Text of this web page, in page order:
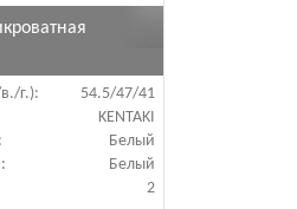
г.):
54.5/47/41
KENTAKI
Белый
Белый
2